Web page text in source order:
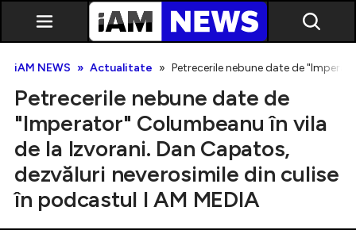
Exclusiv
iAM NEWS Actualitate Petrecerile nebune date de
Petrecerile nebune date de
"Imperator" Columbeanu în vila
de la Izvorani. Dan Capatos,
dezvăluri neverosimile din culise
în podcastul I AM MEDIA